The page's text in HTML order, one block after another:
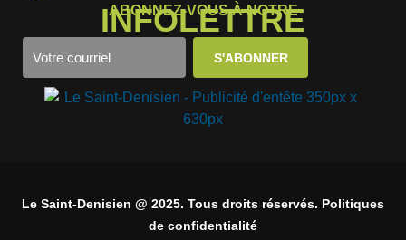
ABONNEZ-VOUS À NOTRE
INFOLETTRE
Le Saint-Denisien @ 2025. Tous droits réservés. Politiques
de confidentialité